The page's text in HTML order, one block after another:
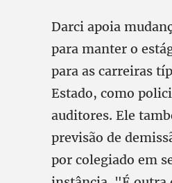
Darci apoia
para manter o
para as carreiras
Estado, como
auditores. Ele
previsão de
por colegiado em